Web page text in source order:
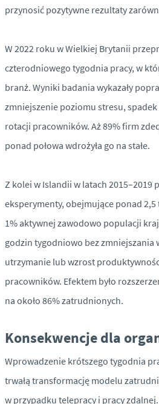
przynosić pozytywne rezultaty
W 2022 roku w Wielkiej Brytanii
czterodniowego tygodnia pracy, w
branż. Wyniki badania wykazały
zmniejszenie poziomu stresu,
rotacji pracowników. Aż 89% firm
ponad połowa wdrożyła go na stałe.
Z kolei w Islandii w latach
eksperymenty, obejmujące ponad
1% aktywnej zawodowo populacji
godzin tygodniowo bez zmniejszania
utrzymanie lub wzrost
pracowników. Efektem było
na około 86% zatrudnionych.
Konsekwencje dla
Wprowadzenie krótszego tygodnia
trwałą transformację modelu
w przypadku telepracy i pracy